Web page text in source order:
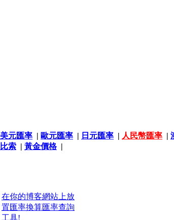
美元匯率 | 歐元匯率 | 日元匯率 | 人民幣匯率 |
比索 | 黃金價格|
在你的博客網站上放
置匯率換算匯率查詢
工具!